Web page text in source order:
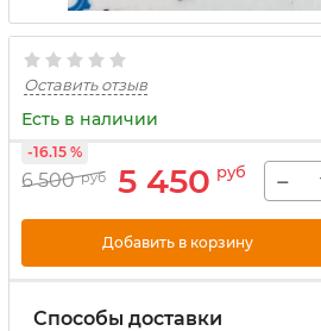
Оставить отзыв
Есть в наличии
6 500 руб 5 450 руб
-16.15 %
−
Добавить в корзину
Способы доставки